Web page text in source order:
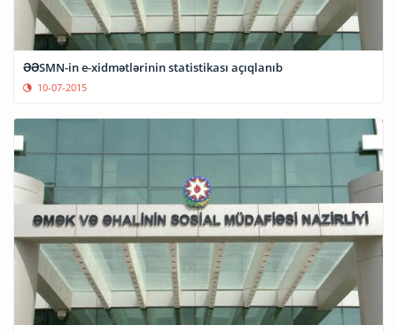
ƏƏSMN-in e-xidmətlərinin statistikası açıqlanıb
10-07-2015